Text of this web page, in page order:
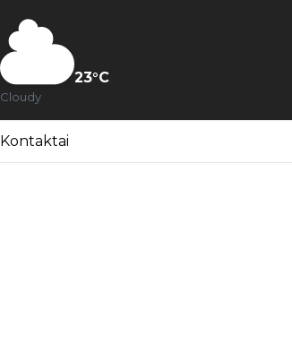
23°C
Cloudy
Kontaktai